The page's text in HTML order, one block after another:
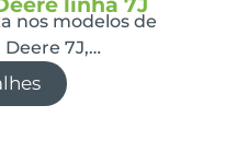
nos modelos de
7J,…